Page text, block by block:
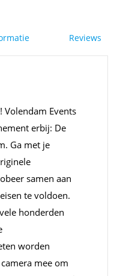
Reviews
Volendam Events
erbij: De
Ga met je
samen aan
te voldoen.
honderden
worden
mee om